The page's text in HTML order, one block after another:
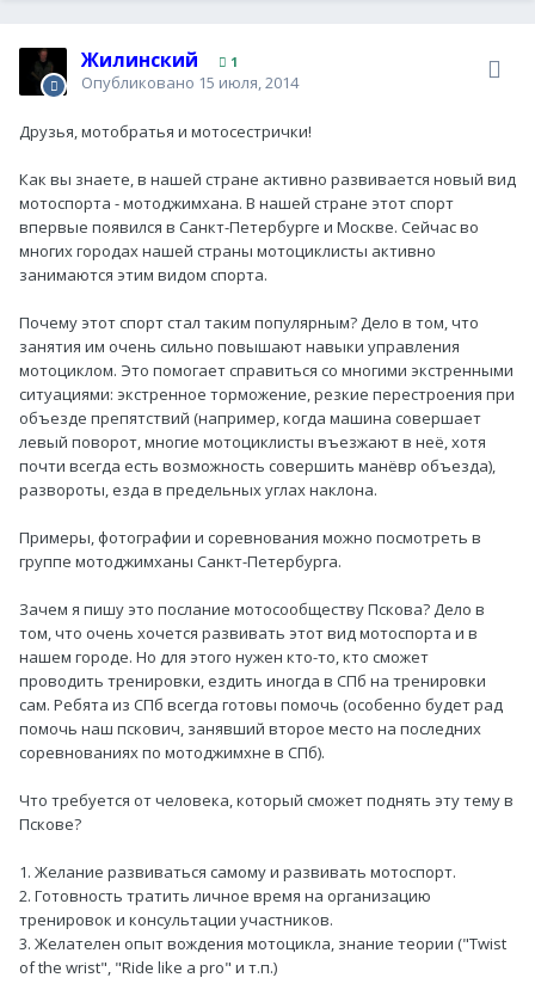
Жилинский 1
Опубликовано 15 июля, 2014
Друзья, мотобратья и мотосестрички!
Как вы знаете, в нашей стране активно развивается новый вид
мотоспорта - мотоджимхана. В нашей стране этот спорт
впервые появился в Санкт-Петербурге и Москве. Сейчас во
многих городах нашей страны мотоциклисты активно
занимаются этим видом спорта.
Почему этот спорт стал таким популярным? Дело в том, что
занятия им очень сильно повышают навыки управления
мотоциклом. Это помогает справиться со многими экстренными
ситуациями: экстренное торможение, резкие перестроения при
объезде препятствий (например, когда машина совершает
левый поворот, многие мотоциклисты въезжают в неё, хотя
почти всегда есть возможность совершить манёвр объезда),
развороты, езда в предельных углах наклона.
Примеры, фотографии и соревнования можно посмотреть в
группе мотоджимханы Санкт-Петербурга.
Зачем я пишу это послание мотосообществу Пскова? Дело в
том, что очень хочется развивать этот вид мотоспорта и в
нашем городе. Но для этого нужен кто-то, кто сможет
проводить тренировки, ездить иногда в СПб на тренировки
сам. Ребята из СПб всегда готовы помочь (особенно будет рад
помочь наш пскович, занявший второе место на последних
соревнованиях по мотоджимхне в СПб).
Что требуется от человека, который сможет поднять эту тему в
Пскове?
1. Желание развиваться самому и развивать мотоспорт.
2. Готовность тратить личное время на организацию
тренировок и консультации участников.
3. Желателен опыт вождения мотоцикла, знание теории ("Twist
of the wrist", "Ride like a pro" и т.п.)